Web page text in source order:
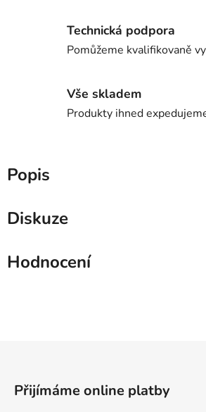
Technická podpora
Pomůžeme kvalifikovaně
Vše skladem
Produkty ihned
Popis
Diskuze
Hodnocení
Přijímáme online platby